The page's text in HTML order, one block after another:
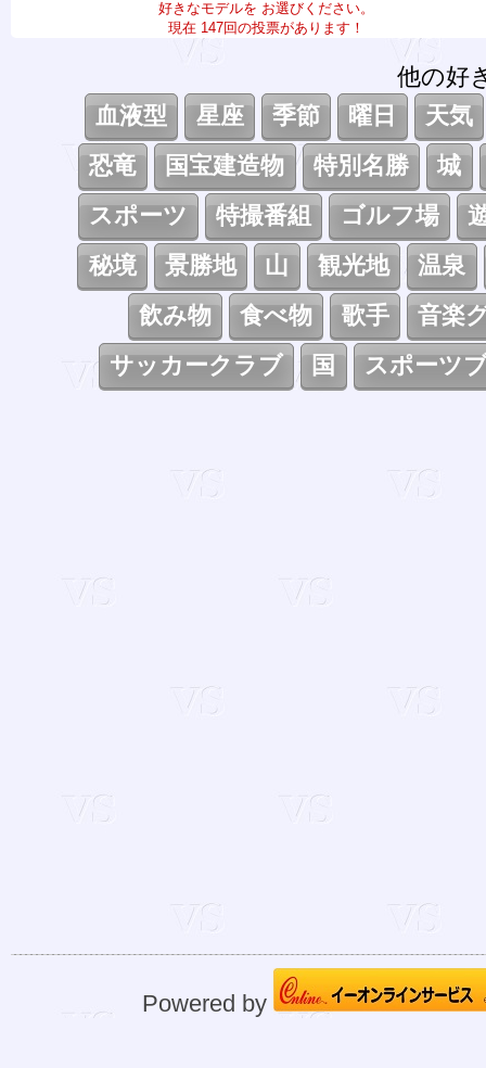
好きなモデルを お選びください。
現在 147回の投票があります！
他の好
血液型
星座 季節 曜日
天気
恐竜
国宝建造物 特別名勝
城
スポーツ
特撮番組 ゴルフ場
秘境
景勝地 山 観光地
温泉
飲み物
食べ物 歌手
音楽
サッカークラブ
国 スポーツ
Powered by